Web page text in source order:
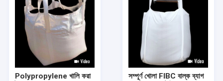
FIBC বাল্ক ব্যাগ
রাসায়নিক বাল্ক ব্যাগ
Polypropylene খালি করা
সম্পূর্ণ খোলা FIBC বাল্ক ব্যাগ